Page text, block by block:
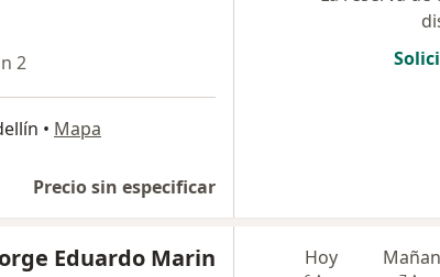
2
• Mapa
Precio sin especificar
Eduardo Marin
Hoy